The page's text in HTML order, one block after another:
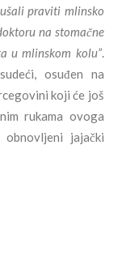
praviti mlinsko
na stomačne
u mlinskom kolu”.
osuđen na
koji će još
rukama ovoga
jajački